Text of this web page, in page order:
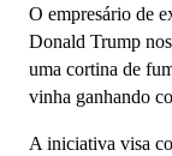
O empresário de
Donald Trump
uma cortina de
vinha ganhando
A iniciativa visa